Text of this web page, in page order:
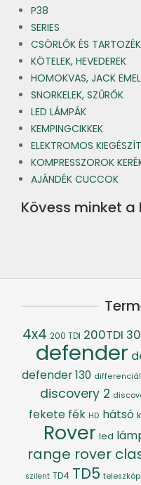
P38
SERIES
CSÖRLŐK ÉS
KÖTELEK, HEVEDEREK
HOMOKVAS, JACK
SNORKELEK, SZŰRŐK
LED LÁMPÁK
KEMPINGCIKKEK
ELEKTROMOS
KOMPRESSZOROK
AJÁNDÉK CUCCOK
Kövess minket
4x4 200 TDI 200TDI
defender
defender 130 differenciál
discovery 2
fekete fék HD hátsó
Rover led
range rover
szilent TD4 TD5 teleszkóp